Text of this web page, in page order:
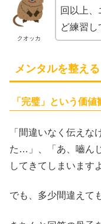
クオッカ
回以上
ど練習し
メンタルを整える
「完璧」という価
「間違いなく伝えな
た…」、「あ、嚙ん
してきてしまいます
でも、多少間違えて